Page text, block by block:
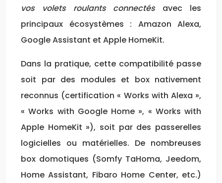
vos volets roulants connectésavec les
principaux écosystèmes : Amazon Alexa,
Google Assistant et Apple HomeKit.
Dans la pratique, cette compatibilité passe
soit par des modules et box nativement
reconnus (certification « Works with Alexa »,
« Works with Google Home », « Works with
Apple HomeKit »), soit par des passerelles
logicielles ou matérielles. De nombreuses
box domotiques (Somfy TaHoma, Jeedom,
Home Assistant, Fibaro Home Center, etc.)